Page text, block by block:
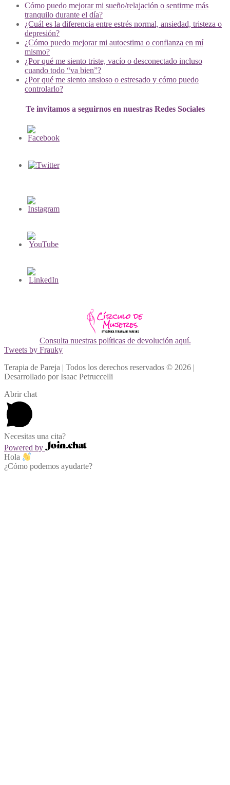
Cómo puedo mejorar mi sueño/relajación o sentirme más
tranquilo durante el día?
¿Cuál es la diferencia entre estrés normal, ansiedad, tristeza o
depresión?
¿Cómo puedo mejorar mi autoestima o confianza en mí
mismo?
¿Por qué me siento triste, vacío o desconectado incluso
cuando todo “va bien”?
¿Por qué me siento ansioso o estresado y cómo puedo
controlarlo?
Te invitamos a seguirnos en nuestras Redes Sociales
Consulta nuestras políticas de devolución aquí.
Tweets by Frauky
Terapia de Pareja | Todos los derechos reservados © 2026 |
Desarrollado por Isaac Petruccelli
Abrir chat
Necesitas una cita?
Powered by
Hola
¿Cómo podemos ayudarte?